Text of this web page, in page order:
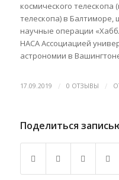
космического телескопа
телескопа) в
научные операции
НАСА Ассоциацией
астрономии в
17.09.2019 / 0 ОТЗЫВЫ /
Поделиться